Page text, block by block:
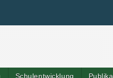
Schulentwicklung